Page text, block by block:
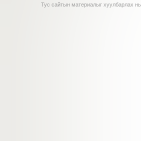
Тус сайтын материалыг хуулбарлах нь